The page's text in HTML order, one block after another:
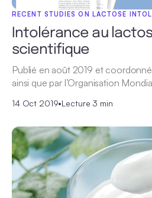
RECENT STUDIES ON LACTOSE
Intolérance au
scientifique
Publié en août 2019 et
ainsi que par l’Organisation
14 Oct 2019•Lecture 3 min